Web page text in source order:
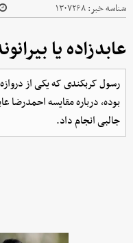
شناسه خبر:۱۳۰۷۲۶۸
عابدزاده یا
بوده، درباره مقایسه احمدرضا
جالبی انجام داد.